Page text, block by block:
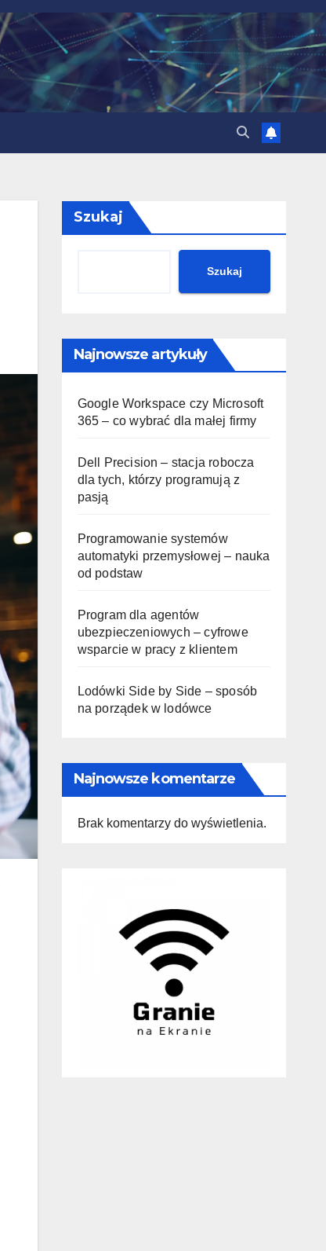
Szukaj
Szukaj
Najnowsze artykuły
Google Workspace czy Microsoft
365 – co wybrać dla małej firmy
Dell Precision – stacja robocza
dla tych, którzy programują z
pasją
Programowanie systemów
automatyki przemysłowej – nauka
od podstaw
Program dla agentów
ubezpieczeniowych – cyfrowe
wsparcie w pracy z klientem
Lodówki Side by Side – sposób
na porządek w lodówce
Najnowsze komentarze
Brak komentarzy do wyświetlenia.